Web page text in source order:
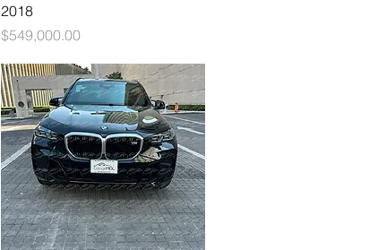
2018
Precio
$549,000.00